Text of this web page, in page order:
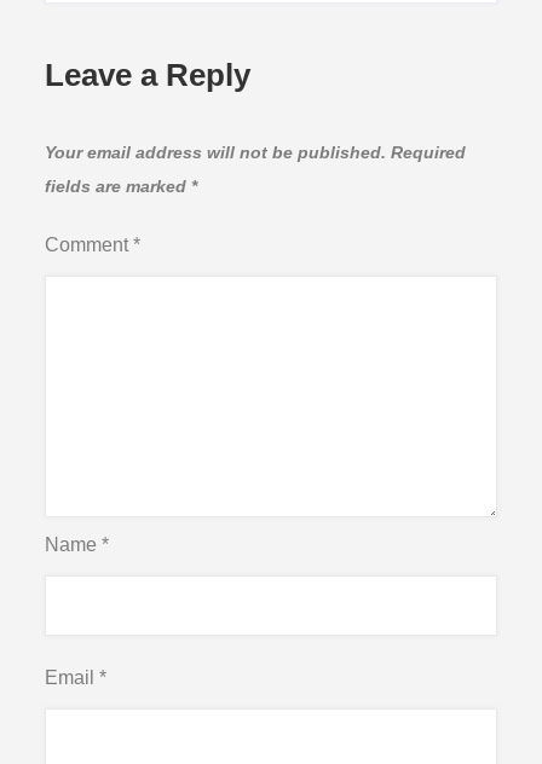
Leave a Reply
Your email address will not be published. Required
fields are marked *
Comment*
Name*
Email*